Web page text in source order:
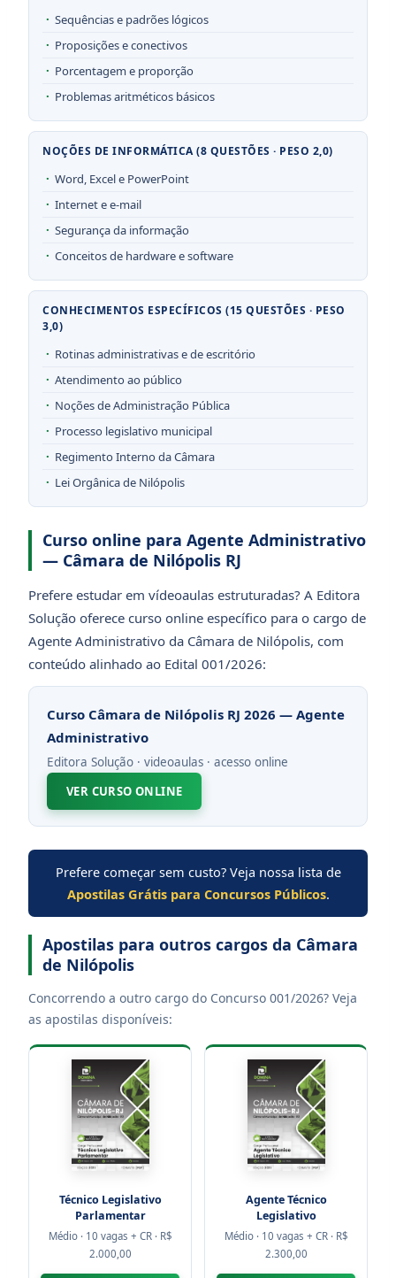
Sequências e padrões lógicos
Proposições e conectivos
Porcentagem e proporção
Problemas aritméticos básicos
NOÇÕES DE INFORMÁTICA (8 QUESTÕES · PESO 2,0)
Word, Excel e PowerPoint
Internet e e-mail
Segurança da informação
Conceitos de hardware e software
CONHECIMENTOS ESPECÍFICOS (15 QUESTÕES · PESO
3,0)
Rotinas administrativas e de escritório
Atendimento ao público
Noções de Administração Pública
Processo legislativo municipal
Regimento Interno da Câmara
Lei Orgânica de Nilópolis
Curso online para Agente Administrativo
— Câmara de Nilópolis RJ
Prefere estudar em vídeoaulas estruturadas? A Editora
Solução oferece curso online específico para o cargo de
Agente Administrativo da Câmara de Nilópolis, com
conteúdo alinhado ao Edital 001/2026:
Curso Câmara de Nilópolis RJ 2026 — Agente
Administrativo
Editora Solução · videoaulas · acesso online
VER CURSO ONLINE
Prefere começar sem custo? Veja nossa lista de
Apostilas Grátis para Concursos Públicos.
Apostilas para outros cargos da Câmara
de Nilópolis
Concorrendo a outro cargo do Concurso 001/2026? Veja
as apostilas disponíveis:
Técnico Legislativo
Parlamentar
Médio · 10 vagas + CR · R$
2.000,00
Agente Técnico
Legislativo
Médio · 10 vagas + CR · R$
2.300,00